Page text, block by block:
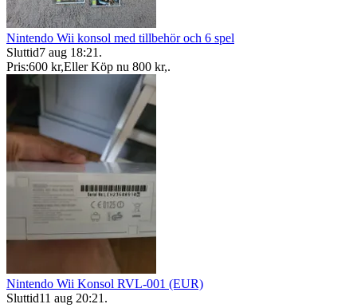
Nintendo Wii konsol med tillbehör och 6 spel
Sluttid7 aug 18:21 .
Pris:600 kr,Eller Köp nu 800 kr,.
Nintendo Wii Konsol RVL-001 (EUR)
Sluttid11 aug 20:21 .